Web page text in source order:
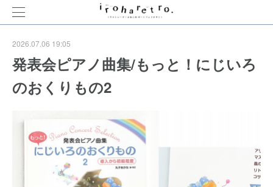
2026.07.06 19:05
発表会ピアノ曲集/もっと！にじいろ
のおくりもの2